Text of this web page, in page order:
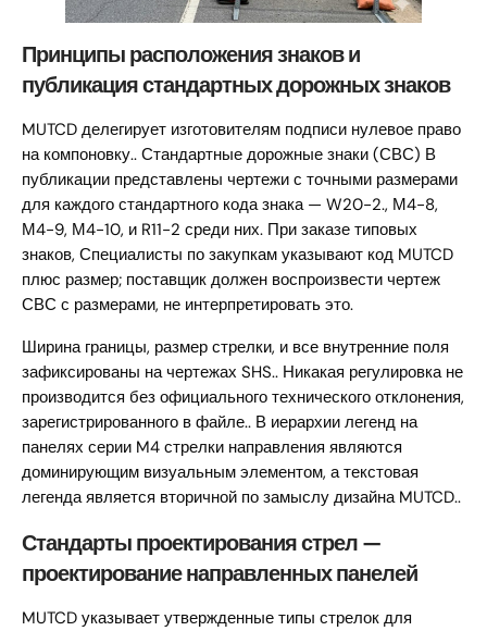
Принципы расположения знаков и
публикация стандартных дорожных знаков
MUTCD делегирует изготовителям подписи нулевое право
на компоновку.. Стандартные дорожные знаки (СВС) В
публикации представлены чертежи с точными размерами
для каждого стандартного кода знака — W20-2., М4-8,
М4-9, М4-10, и R11-2 среди них. При заказе типовых
знаков, Специалисты по закупкам указывают код MUTCD
плюс размер; поставщик должен воспроизвести чертеж
СВС с размерами, не интерпретировать это.
Ширина границы, размер стрелки, и все внутренние поля
зафиксированы на чертежах SHS.. Никакая регулировка не
производится без официального технического отклонения,
зарегистрированного в файле.. В иерархии легенд на
панелях серии M4 стрелки направления являются
доминирующим визуальным элементом, а текстовая
легенда является вторичной по замыслу дизайна MUTCD..
Стандарты проектирования стрел —
проектирование направленных панелей
MUTCD указывает утвержденные типы стрелок для